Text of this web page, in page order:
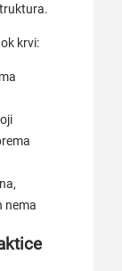
krvi:
nema